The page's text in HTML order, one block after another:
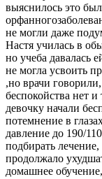
выяснилось это
не могли даже
Настя училась в
но учеба давалась
не могла усвоить
,но врачи
беспокойства нет
девочку начали
потемнение в
давление до 190/
подбирать
продолжало
домашнее